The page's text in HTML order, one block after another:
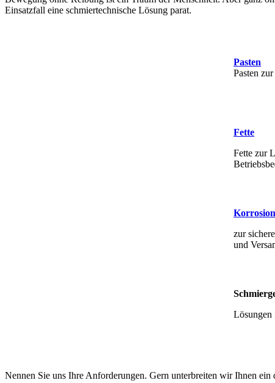
Einsatzfall eine schmiertechnische Lösung parat.
Pasten
Pasten
Fette
Fette zur
zur
und
Lösungen
Nennen Sie uns Ihre Anforderungen. Gern unterbreiten wir Ihnen ein